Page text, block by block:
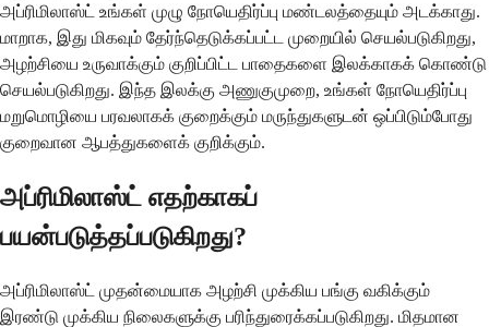
அப்ரிமிலாஸ்ட் உங்கள் முழு நோயெதிர்ப்பு மண்டலத்தையும் அடக்காது.
மாறாக, இது மிகவும் தேர்ந்தெடுக்கப்பட்ட முறையில் செயல்படுகிறது,
அழற்சியை உருவாக்கும் குறிப்பிட்ட பாதைகளை இலக்காகக் கொண்டு
செயல்படுகிறது. இந்த இலக்கு அணுகுமுறை, உங்கள் நோயெதிர்ப்பு
மறுமொழியை பரவலாகக் குறைக்கும் மருந்துகளுடன் ஒப்பிடும்போது
குறைவான ஆபத்துகளைக் குறிக்கும்.
அப்ரிமிலாஸ்ட் எதற்காகப்
பயன்படுத்தப்படுகிறது?
அப்ரிமிலாஸ்ட் முதன்மையாக அழற்சி முக்கிய பங்கு வகிக்கும்
இரண்டு முக்கிய நிலைகளுக்கு பரிந்துரைக்கப்படுகிறது. மிதமான